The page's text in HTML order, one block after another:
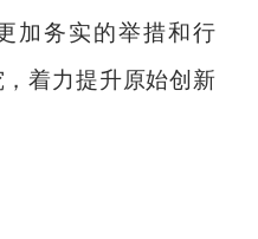
加务实的举措和行
着力提升原始创新